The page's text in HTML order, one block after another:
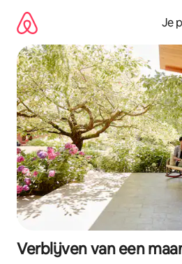
direct
naar
inhoud
Je
Verblijven van een